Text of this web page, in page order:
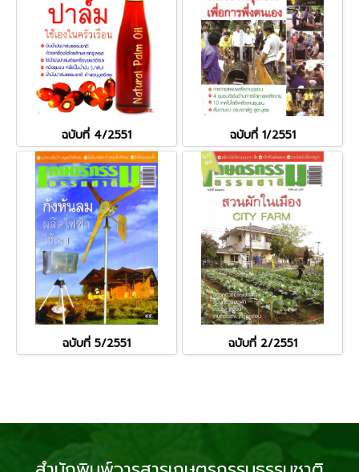
ฉบับที่ 4/2551 ฉบับที่ 1/2551
ฉบับที่ 5/2551 ฉบับที่ 2/2551